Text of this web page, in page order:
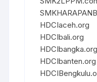
HDCIaceh.org
HDCIbali.org
HDCIbangka.org
HDCIbanten.org